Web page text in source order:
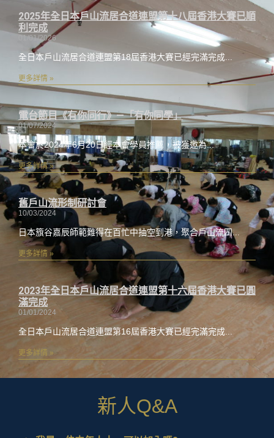
2025年全日本戶山流居合道連盟第十八屆香港大賽已順
利完成
01/01/2026
全日本戶山流居合道連盟第18屆香港大賽已經完滿完成
更多詳情 »
電台節目《有你同行》—「有你同學」
01/07/2024
本會於2024年6月20日經本會學員推薦，被獲邀為
更多詳情 »
舊戶山流形制研討會
10/03/2024
日本籏谷嘉辰師範難得在百忙中抽空到港，聚合戶山流四
更多詳情 »
2023年全日本戶山流居合道連盟第十六屆香港大賽已圓
滿完成
01/01/2024
全日本戶山流居合道連盟第16屆香港大賽已經完滿完成
更多詳情 »
新人Q&A